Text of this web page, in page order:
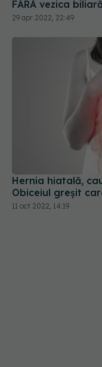
FĂRĂ vezica biliară
29 apr 2022, 22:49
Hernia hiatală,
Obiceiul greșit
11 oct 2022, 14:19